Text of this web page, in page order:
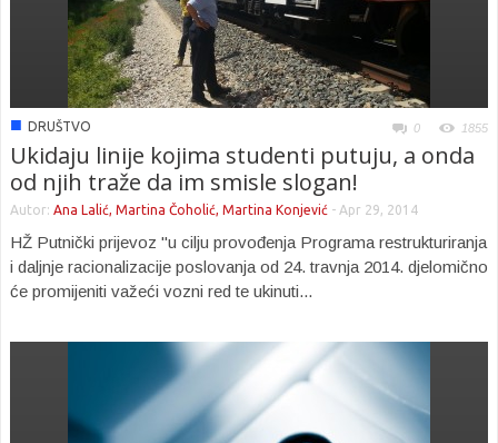
■ DRUŠTVO 0 1855
Ukidaju linije kojima studenti putuju, a onda
od njih traže da im smisle slogan!
Autor: Ana Lalić, Martina Čoholić, Martina Konjević - Apr 29, 2014
HŽ Putnički prijevoz "u cilju provođenja Programa restrukturiranja
i daljnje racionalizacije poslovanja od 24. travnja 2014. djelomično
će promijeniti važeći vozni red te ukinuti...